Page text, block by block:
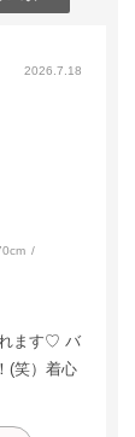
2026.7.18
ます♡ バ
(笑）着心